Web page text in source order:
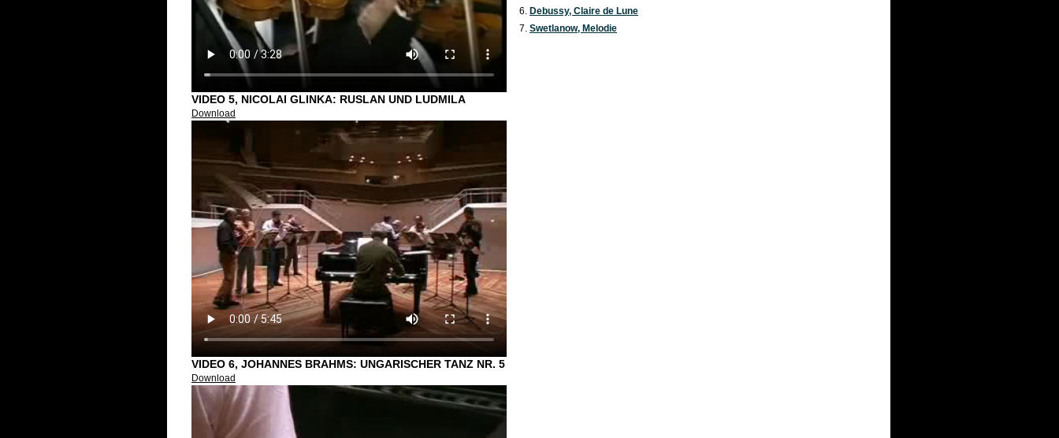
VIDEO 5, NICOLAI GLINKA: RUSLAN UND LUDMILA
Download
VIDEO 6, JOHANNES BRAHMS: UNGARISCHER TANZ NR. 5
Download
Debussy, Claire de Lune
Swetlanow, Melodie